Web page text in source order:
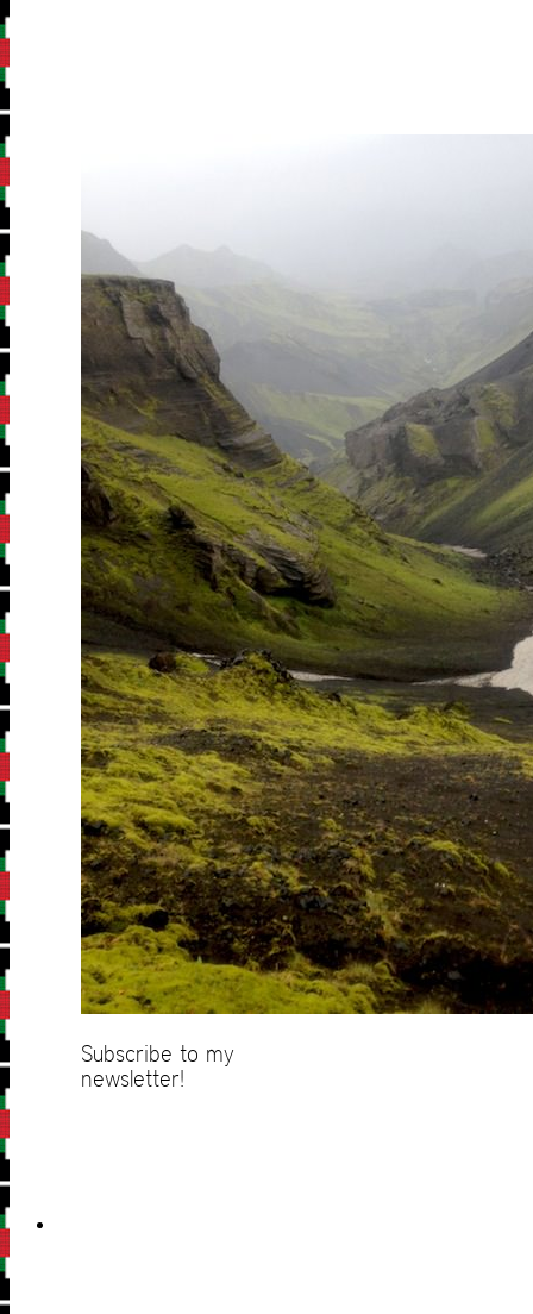
Subscribe to my
newsletter!